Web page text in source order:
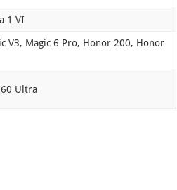
1 VI
V3, Magic 6 Pro, Honor 200, Honor
Ultra